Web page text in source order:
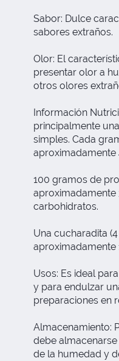
Sabor: Dulce
sabores extraños.
Olor: El
presentar olor a
otros olores
Información
principalmente
simples. Cada
aproximadamente
100 gramos de
aproximadamente
carbohidratos.
Una cucharadita
aproximadamente
Usos: Es ideal
y para endulzar
preparaciones en
Almacenamiento:
debe
de la humedad y